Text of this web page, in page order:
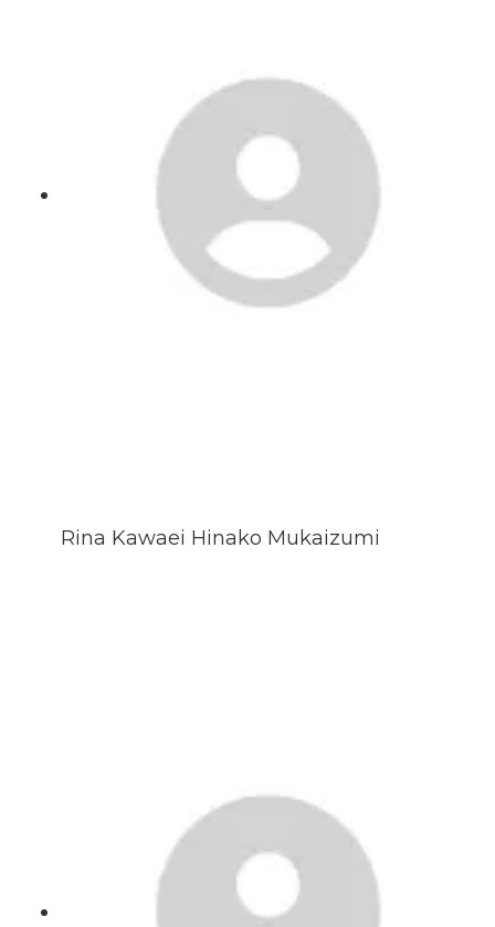
Rina Kawaei Hinako Mukaizumi